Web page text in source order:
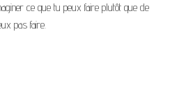
ce que tu peux faire plutôt que de
pas faire.